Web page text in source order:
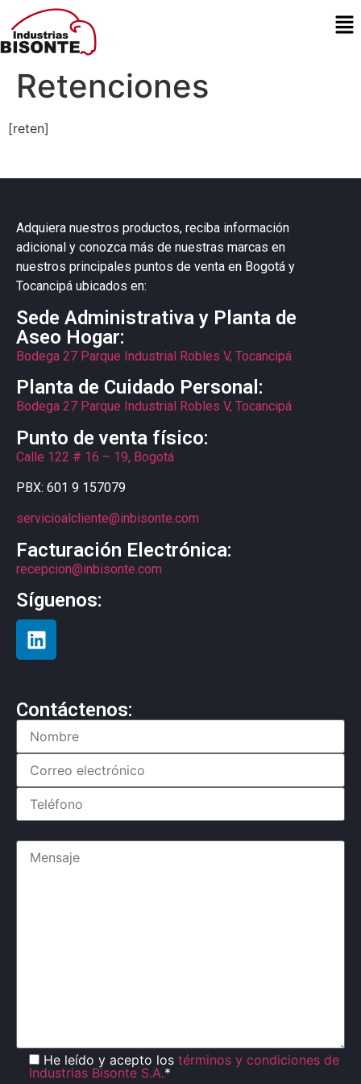
Retenciones
[reten]
Adquiera nuestros productos, reciba información
adicional y conozca más de nuestras marcas en
nuestros principales puntos de venta en Bogotá y
Tocancipá ubicados en:
Sede Administrativa y Planta de
Aseo Hogar:
Bodega 27 Parque Industrial Robles V, Tocancipá
Planta de Cuidado Personal:
Bodega 27 Parque Industrial Robles V, Tocancipá
Punto de venta físico:
Calle 122 # 16 – 19, Bogotá
PBX: 601 9 157079
servicioalcliente@inbisonte.com
Facturación Electrónica:
recepcion@inbisonte.com
Síguenos:
Contáctenos:
He leído y acepto los términos y condiciones de
Industrias Bisonte S.A.*